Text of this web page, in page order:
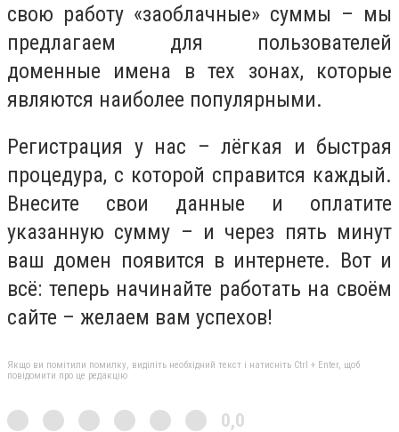
свою работу «заоблачные» суммы – мы
предлагаем для пользователей
доменные имена в тех зонах, которые
являются наиболее популярными.
Регистрация у нас – лёгкая и быстрая
процедура, с которой справится каждый.
Внесите свои данные и оплатите
указанную сумму – и через пять минут
ваш домен появится в интернете. Вот и
всё: теперь начинайте работать на своём
сайте – желаем вам успехов!
Якщо ви помітили помилку, виділіть необхідний текст і натисніть Ctrl + Enter, щоб
повідомити про це редакцію
0,0